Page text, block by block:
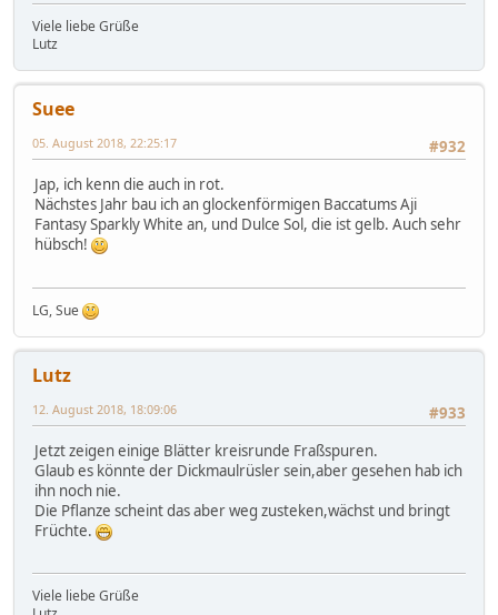
Viele liebe Grüße
Lutz
Suee
#932
05. August 2018, 22:25:17
Jap, ich kenn die auch in rot.
Nächstes Jahr bau ich an glockenförmigen Baccatums Aji
Fantasy Sparkly White an, und Dulce Sol, die ist gelb. Auch sehr
hübsch!
LG, Sue
Lutz
#933
12. August 2018, 18:09:06
Jetzt zeigen einige Blätter kreisrunde Fraßspuren.
Glaub es könnte der Dickmaulrüsler sein,aber gesehen hab ich
ihn noch nie.
Die Pflanze scheint das aber weg zusteken,wächst und bringt
Früchte.
Viele liebe Grüße